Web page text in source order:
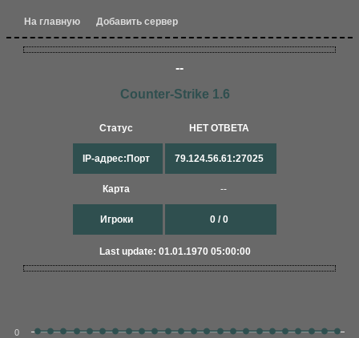
На главную Добавить сервер
--
Counter-Strike 1.6
Статус
IP-адрес:Порт
Карта
Игроки
НЕТ ОТВЕТА
79.124.56.61:27025
--
0 / 0
Last update: 01.01.1970 05:00:00
0